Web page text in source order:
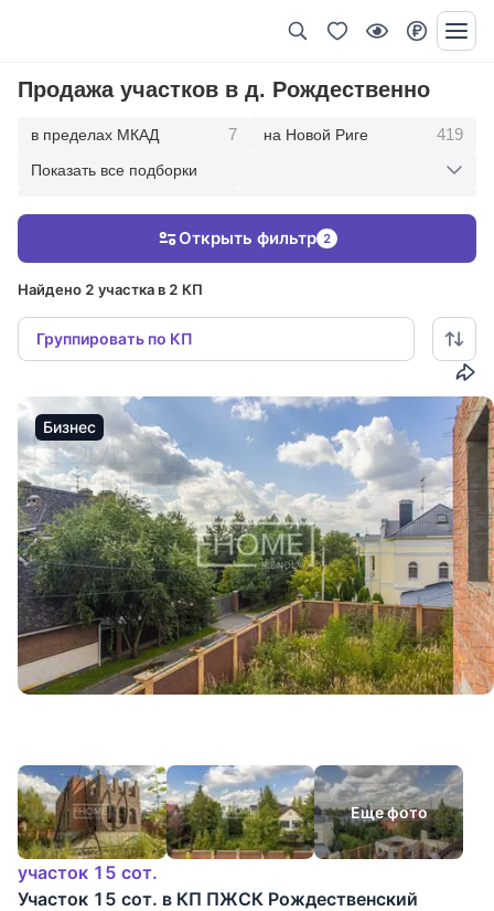
Продажа участков в д. Рождественно
в пределах МКАД 7 на Новой Риге 419
465 30 км от МКАД
Показать все подборки
Найдено 2 участка в 2 КП
Группировать по КП
Открыть фильтр 2
Бизнес
Еще фото
участок 15 сот.
Участок 15 сот. в КП ПЖСК Рождественский